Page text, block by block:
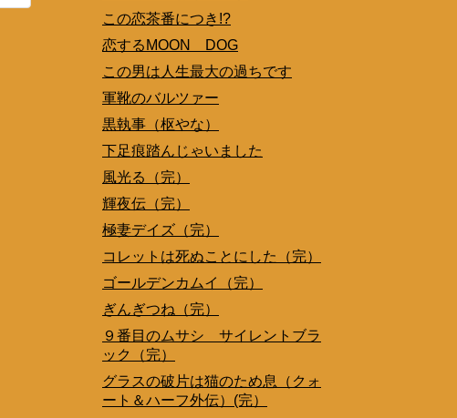
この恋茶番につき!?
恋するMOON DOG
この男は人生最大の過ちです
軍靴のバルツァー
黒執事（枢やな）
下足痕踏んじゃいました
風光る（完）
輝夜伝（完）
極妻デイズ（完）
コレットは死ぬことにした（完）
ゴールデンカムイ（完）
ぎんぎつね（完）
９番目のムサシ サイレントブラ
ック（完）
グラスの破片は猫のため息（クォ
ート＆ハーフ外伝）(完）